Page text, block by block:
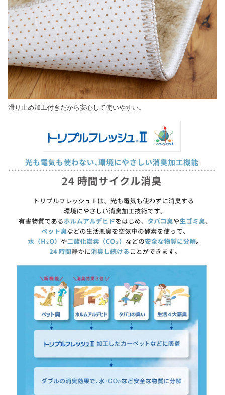
滑り止め加工付きだから安心して使いやすい。